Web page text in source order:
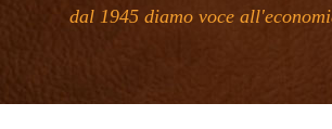
dal 1945 diamo voce